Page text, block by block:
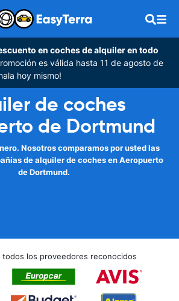
en coches de alquiler en todo
es válida hasta 11 de agosto de
hoy mismo!
de coches
de Dortmund
Nosotros comparamos por usted las
de alquiler de coches en Aeropuerto
de Dortmund.
todos los proveedores reconocidos